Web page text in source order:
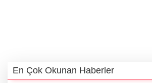
En Çok Okunan Haberler